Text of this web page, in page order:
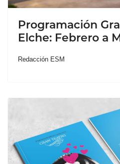
Programación
Elche: Febrero a
Redacción ESM